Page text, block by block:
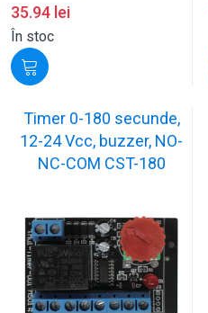
35.94 lei
În stoc
Timer 0-180 secunde,
12-24 Vcc, buzzer, NO-
NC-COM CST-180